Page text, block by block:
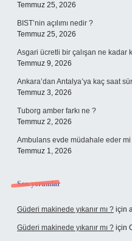
Temmuz 25, 2026
BIST’nin açılımı nedir ?
Temmuz 25, 2026
Asgari ücretli bir çalışan ne kadar
Temmuz 9, 2026
Ankara’dan Antalya’ya kaç saat
Temmuz 3, 2026
Tuborg amber farkı ne ?
Temmuz 2, 2026
Ambulans evde müdahale eder mi
Temmuz 1, 2026
Son yorumlar
Güderi makinede yıkanır mı ? için
Güderi makinede yıkanır mı ? için